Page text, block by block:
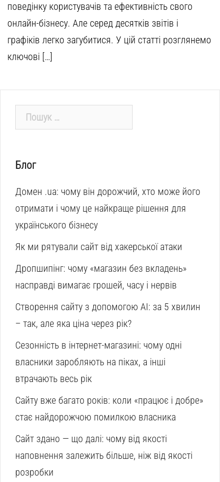
поведінку користувачів та ефективність свого
онлайн-бізнесу. Але серед десятків звітів і
графіків легко загубитися. У цій статті розглянемо
ключові […]
Пошук:
Блог
Домен .ua: чому він дорожчий, хто може його
отримати і чому це найкраще рішення для
українського бізнесу
Як ми рятували сайт від хакерської атаки
Дропшипінг: чому «магазин без вкладень»
насправді вимагає грошей, часу і нервів
Створення сайту з допомогою AI: за 5 хвилин
– так, але яка ціна через рік?
Сезонність в інтернет-магазині: чому одні
власники заробляють на піках, а інші
втрачають весь рік
Сайту вже багато років: коли «працює і добре»
стає найдорожчою помилкою власника
Сайт здано — що далі: чому від якості
наповнення залежить більше, ніж від якості
розробки